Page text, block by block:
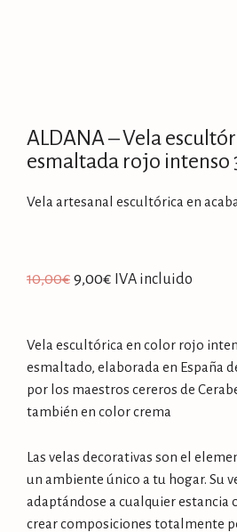
ALDANA – Vela
esmaltada rojo intenso
Vela artesanal escultórica en
10,00€ 9,00€ IVA incluido
Vela escultórica en color rojo
esmaltado, elaborada en España
por los maestros cereros de
también en color crema
Las velas decorativas son el
un ambiente único a tu hogar. Su
adaptándose a cualquier estancia
crear composiciones totalmente